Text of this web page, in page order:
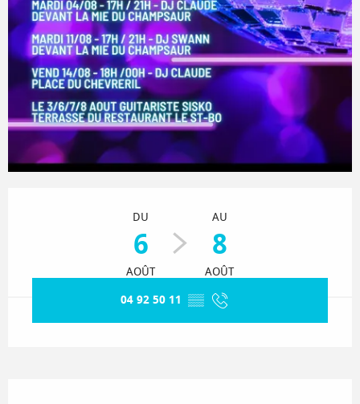
DU
6
AOÛT
AU
8
AOÛT
04 92 50 11 ▒▒